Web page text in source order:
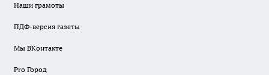
Наши грамоты
ПДФ-версия газеты
Мы ВКонтакте
Pro Город